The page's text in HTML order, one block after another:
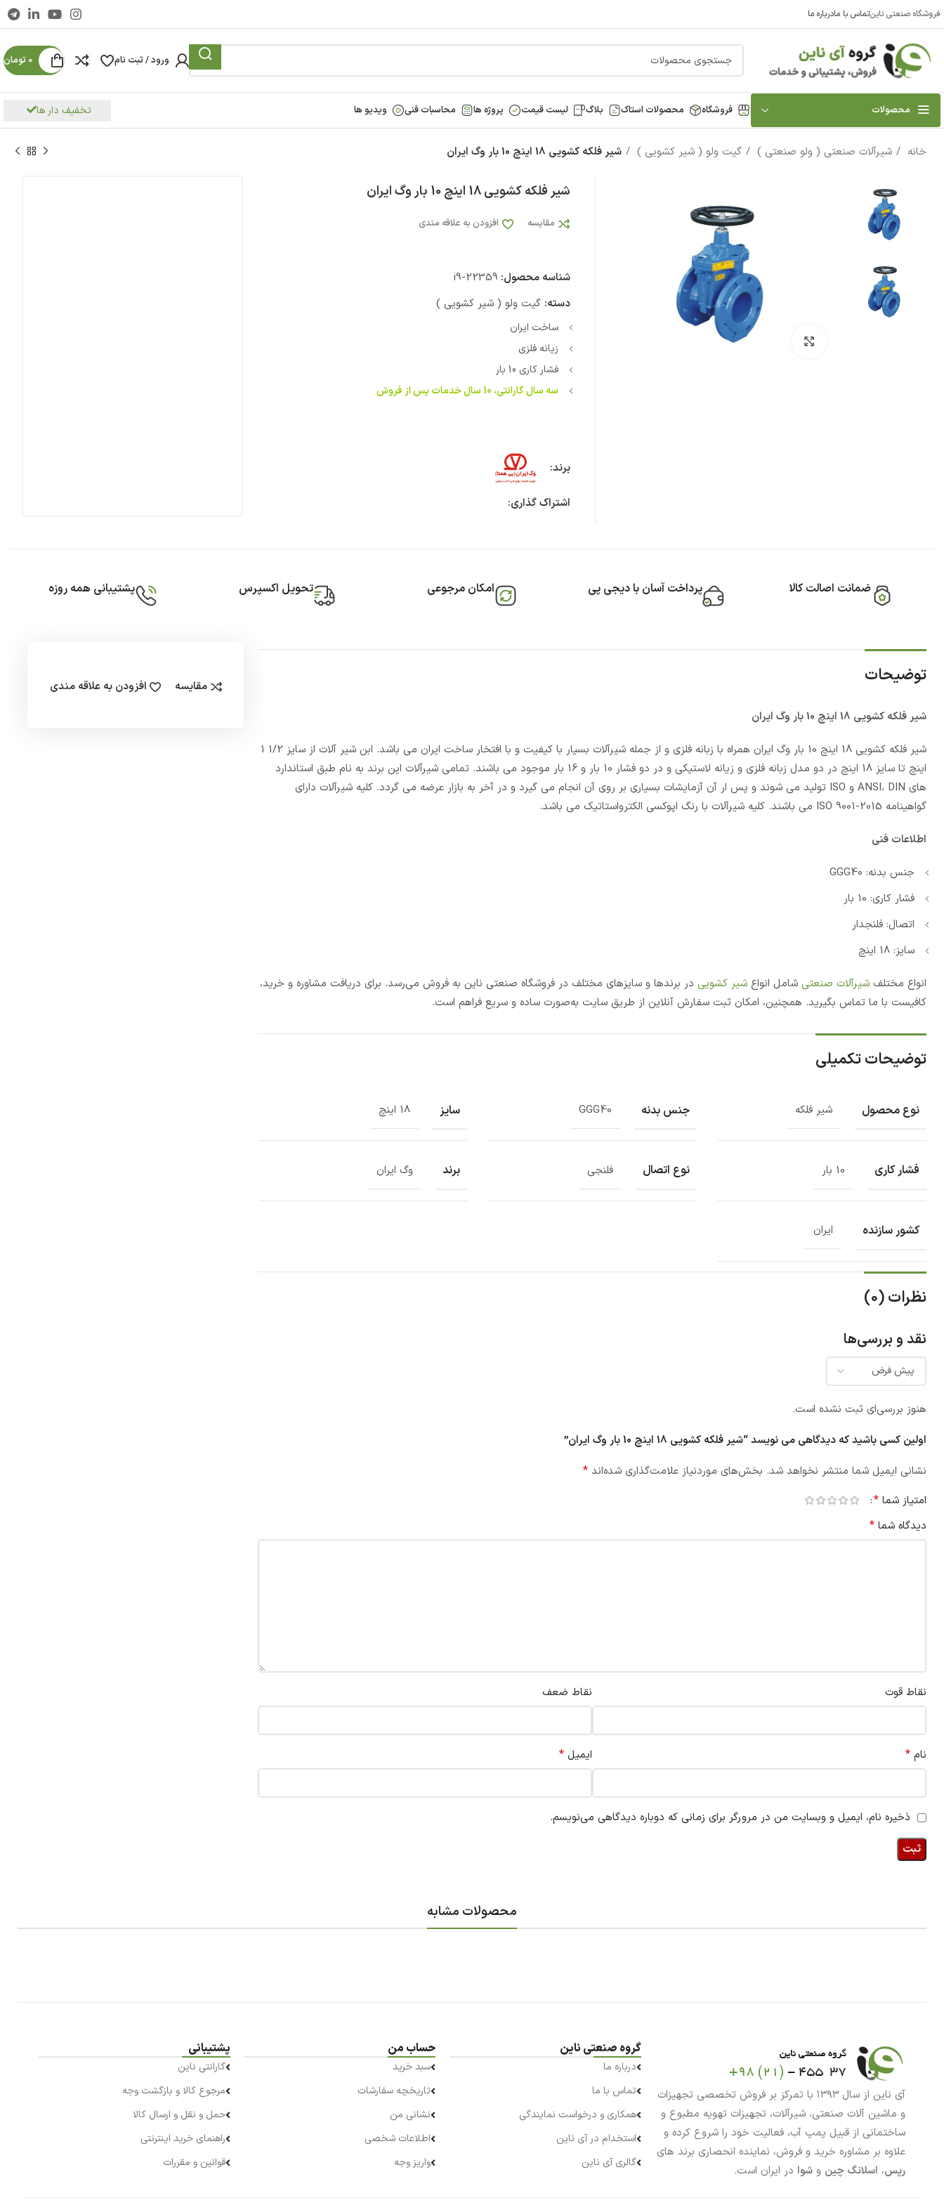
فروشگاه صنعتی ناینتماس با مادرباره ما
ورود / ثبت نام 0 تومان
محصولات فروشگاه محصولات استاک بلاگ لیست قیمت پروژه ها محاسبات فنی ویدیو ها تخفیف دار ها
خانه شیرآلات صنعتی ( ولو صنعتی ) گیت ولو ( شیر کشویی ) شیر فلکه کشویی 18 اینچ 10 بار وگ ایران
بزرگنمایی تصویر
شیر فلکه کشویی 18 اینچ 10 بار وگ ایران
مقایسه افزودن به علاقه مندی
شناسه محصول: i9-22359
دسته: گیت ولو ( شیر کشویی )
ساخت ایران
زیانه فلزی
فشار کاری 10 بار
سه سال گارانتی، 10 سال خدمات پس از فروش
برند:
اشتراک گذاری:
ضمانت اصالت کالا پرداخت آسان با دیجی پی امکان مرجوعی تحویل اکسپرس پشتیبانی همه روزه
توضیحات
شیر فلکه کشویی 18 اینچ 10 بار وگ ایران
شیر فلکه کشویی 18 اینچ 10 بار وگ ایران همراه با زبانه فلزی و از جمله شیرآلات بسیار با کیفیت و با افتخار ساخت ایران می باشد. ابن شیر آلات از سایز 1/2 1
اینچ تا سایز 18 اینچ در دو مدل زبانه فلزی و زیانه لاستیکی و در دو فشار 10 بار و 16 بار موجود می باشند. تمامی شیرآلات این برند به نام طبق استاندارد
های ANSI، DIN و ISO تولید می شوند و پس ار آن آزمایشات بسیاری بر روی آن انجام می گیرد و در آخر به بازار عرضه می گردد. کلیه شیرآلات دارای
گواهینامه ISO 9001-2015 می باشند. کلیه شیرآلات با رنگ اپوکسی الکترواستاتیک می باشد.
اطلاعات فنی
جنس بدنه: GGG40
فشار کاری: 10 بار
اتصال: فلنجدار
سایز: 18 اینچ
انواع مختلف شیرآلات صنعتی شامل انواع شیر کشویی در برندها و سایزهای مختلف در فروشگاه صنعتی ناین به فروش می‌رسد. برای دریافت مشاوره و خرید،
کافیست با ما تماس بگیرید. همچنین، امکان ثبت سفارش آنلاین از طریق سایت به‌صورت ساده و سریع فراهم است.
توضیحات تکمیلی
نوع محصول شیر فلکه جنس بدنه GGG40 سایز 18 اینچ
فشار کاری 10 بار نوع اتصال فلنجی برند وگ ایران
کشور سازنده ایران
نظرات (0)
نقد و بررسی‌ها
هنوز بررسی‌ای ثبت نشده است.
اولین کسی باشید که دیدگاهی می نویسد “شیر فلکه کشویی 18 اینچ 10 بار وگ ایران”
نشانی ایمیل شما منتشر نخواهد شد. بخش‌های موردنیاز علامت‌گذاری شده‌اند *
امتیاز شما *
دیدگاه شما *
نقاط قوت نقاط ضعف
نام * ایمیل *
ذخیره نام، ایمیل و وبسایت من در مرورگر برای زمانی که دوباره دیدگاهی می‌نویسم.
مقایسه افزودن به علاقه مندی
محصولات مشابه
آی ناین از سال ۱۳۹۳ با تمرکز بر فروش تخصصی تجهیزات
و ماشین آلات صنعتی، شیرآلات، تجهیزات تهویه مطبوع و
ساختمانی از قبیل پمپ آب، فعالیت خود را شروع کرده و
علاوه بر مشاوره خرید و فروش، نماینده انحصاری برند های
رپس، اسلانگ چین و شوا در ایران است.
گروه صنعتی ناین
درباره ما
تماس با ما
همکاری و درخواست نمایندگی
استخدام در آی ناین
گالری آی ناین
حساب من
سبد خرید
تاریخچه سفارشات
نشانی من
اطلاعات شخصی
واریز وجه
پشتیبانی
گارانتی ناین
مرجوع کالا و بازگشت وجه
حمل و نقل و ارسال کالا
راهنمای خرید اینترنتی
قوانین و مقررات